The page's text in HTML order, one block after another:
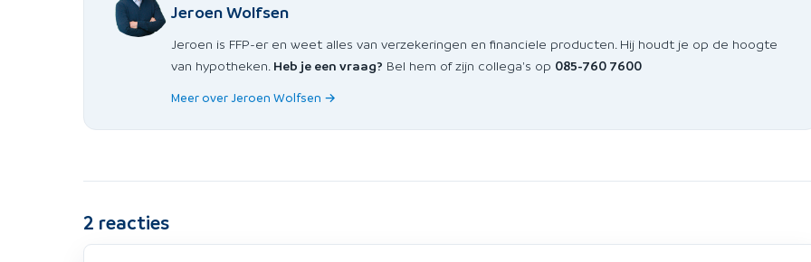
Jeroen Wolfsen
Jeroen is FFP-er en weet alles van verzekeringen en financiele producten. Hij houdt je op de hoogte
van hypotheken. Heb je een vraag? Bel hem of zijn collega's op 085-760 7600
Meer over Jeroen Wolfsen →
2 reacties